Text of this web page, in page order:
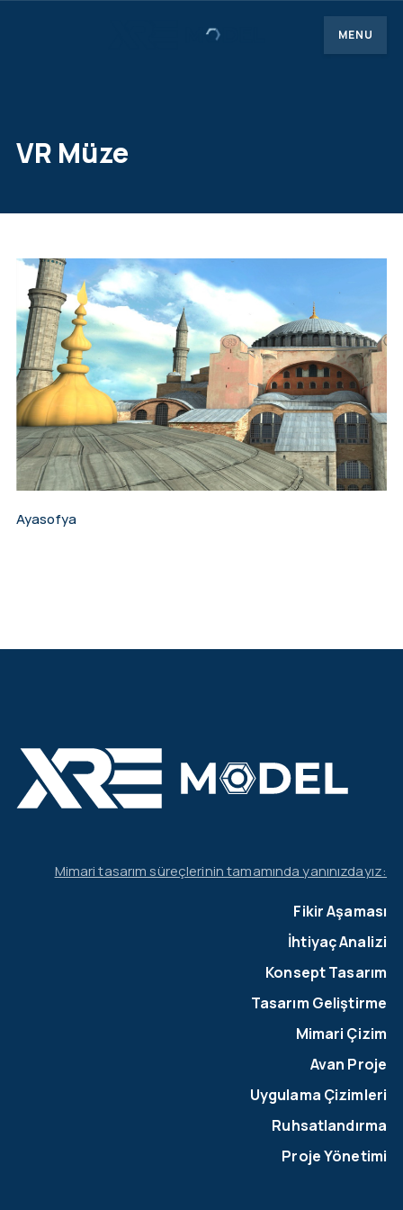
MENU
VR Müze
Ayasofya
Mimari tasarım süreçlerinin tamamında yanınızdayız:
Fikir Aşaması
İhtiyaç Analizi
Konsept Tasarım
Tasarım Geliştirme
Mimari Çizim
Avan Proje
Uygulama Çizimleri
Ruhsatlandırma
Proje Yönetimi